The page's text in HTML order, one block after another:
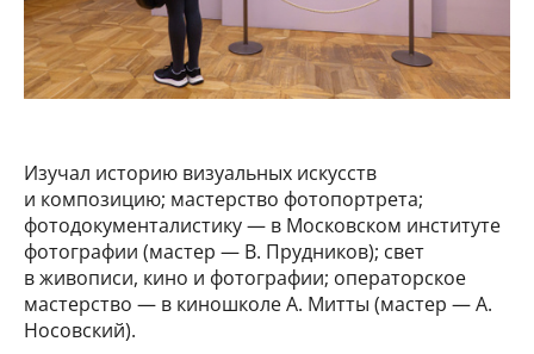
Изучал историю визуальных искусств
и композицию; мастерство фотопортрета;
фотодокументалистику — в Московском институте
фотографии (мастер — В. Прудников); свет
в живописи, кино и фотографии; операторское
мастерство — в киношколе А. Митты (мастер — А.
Носовский).